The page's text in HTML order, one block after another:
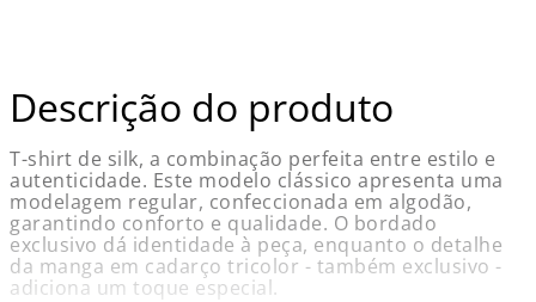
Descrição do produto
T-shirt de silk, a combinação perfeita entre estilo e
autenticidade. Este modelo clássico apresenta uma
modelagem regular, confeccionada em algodão,
garantindo conforto e qualidade. O bordado
exclusivo dá identidade à peça, enquanto o detalhe
da manga em cadarço tricolor - também exclusivo -
adiciona um toque especial.